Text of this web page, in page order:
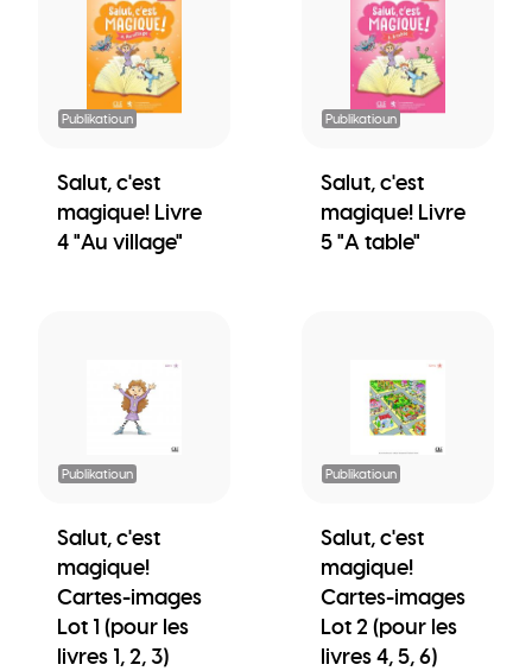
Publikatioun
Salut, c'est
magique! Livre
4 "Au village"
Publikatioun
Salut, c'est
magique! Livre
5 "A table"
Publikatioun
Salut, c'est
magique!
Cartes-images
Lot 1 (pour les
livres 1, 2, 3)
Publikatioun
Salut, c'est
magique!
Cartes-images
Lot 2 (pour les
livres 4, 5, 6)